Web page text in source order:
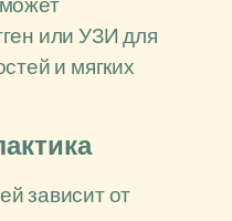
или УЗИ для
и мягких
зависит от